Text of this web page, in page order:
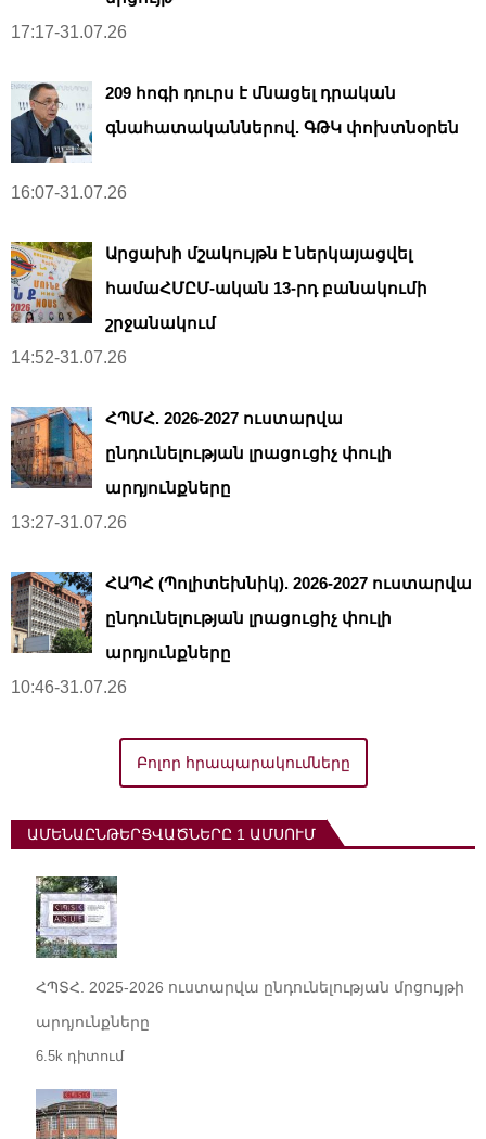
17:17-31.07.26
209 հոգի դուրս է մնացել դրական
գնահատականներով. ԳԹԿ փոխտնօրեն
16:07-31.07.26
Արցախի մշակույթն է ներկայացվել
համաՀՄԸՄ-ական 13-րդ բանակումի
շրջանակում
14:52-31.07.26
ՀՊՄՀ. 2026-2027 ուստարվա
ընդունելության լրացուցիչ փուլի
արդյունքները
13:27-31.07.26
ՀԱՊՀ (Պոլիտեխնիկ). 2026-2027 ուստարվա
ընդունելության լրացուցիչ փուլի
արդյունքները
10:46-31.07.26
Բոլոր հրապարակումները
ԱՄԵՆԱԸՆԹԵՐՑՎԱԾՆԵՐԸ 1 ԱՄՍՈՒՄ
ՀՊՏՀ. 2025-2026 ուստարվա ընդունելության մրցույթի
արդյունքները
6.5k դիտում